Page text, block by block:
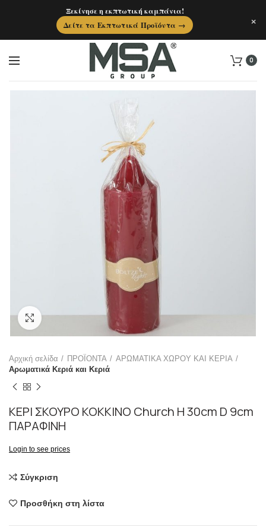
0
Click to enlarge
Αρχική σελίδα ΠΡΟΪΟΝΤΑ
ΑΡΩΜΑΤΙΚΑ ΧΩΡΟΥ ΚΑΙ ΚΕΡΙΑ
Αρωματικά Κεριά και Κεριά
ΚΕΡΙ ΣΚΟΥΡΟ ΚΟΚΚΙΝΟ Church H 30cm D 9cm
ΠΑΡΑΦΙΝΗ
Login to see prices
Σύγκριση
Προσθήκη στη λίστα
Ξεκίνησε η εκπτωτική καμπάνια!
Δείτε τα Εκπτωτικά Προϊόντα →
×